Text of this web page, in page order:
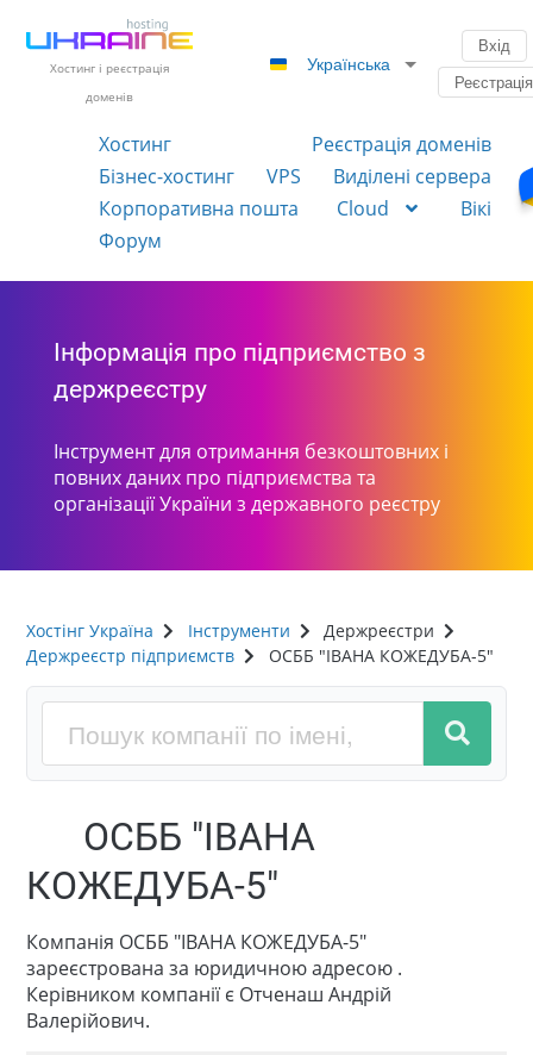
Хостинг і реєстрація
доменів
Українська
Вхід
Реєстрація
Хостинг
Реєстрація доменів
Бізнес-хостинг
VPS
Виділені сервера
Корпоративна пошта
Cloud
Вікі
Форум
Інформація про підприємство з
держреєстру
Інструмент для отримання безкоштовних і
повних даних про підприємства та
організації України з державного реєстру
Хостінг Україна Інструменти
Держреєстри
Держреєстр підприємств
ОСББ "ІВАНА КОЖЕДУБА-5"
ОСББ "ІВАНА
КОЖЕДУБА-5"
Компанія ОСББ "ІВАНА КОЖЕДУБА-5"
зареєстрована за юридичною адресою .
Керівником компанії є Отченаш Андрій
Валерійович.